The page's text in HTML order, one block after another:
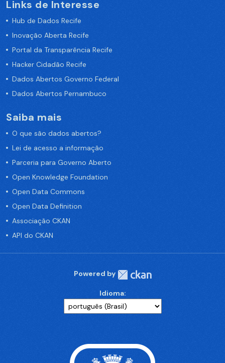
Links de Interesse
Hub de Dados Recife
Inovação Aberta Recife
Portal da Transparência Recife
Hacker Cidadão Recife
Dados Abertos Governo Federal
Dados Abertos Pernambuco
Saiba mais
O que são dados abertos?
Lei de acesso a informação
Parceria para Governo Aberto
Open Knowledge Foundation
Open Data Commons
Open Data Definition
Associação CKAN
API do CKAN
Powered by
Idioma